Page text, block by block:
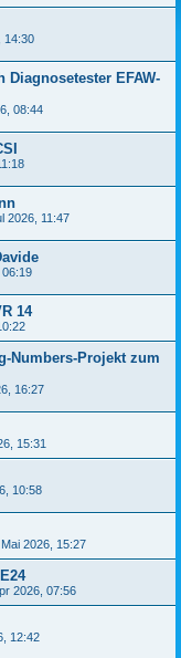
14:30
Diagnosetester EFAW-
08:44
2026, 11:47
06:19
14
Numbers-Projekt zum
16:27
15:31
10:58
2026, 15:27
2026, 07:56
12:42